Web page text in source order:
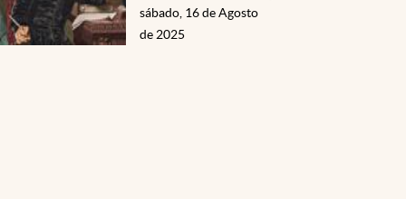
sábado, 16 de Agosto
de 2025